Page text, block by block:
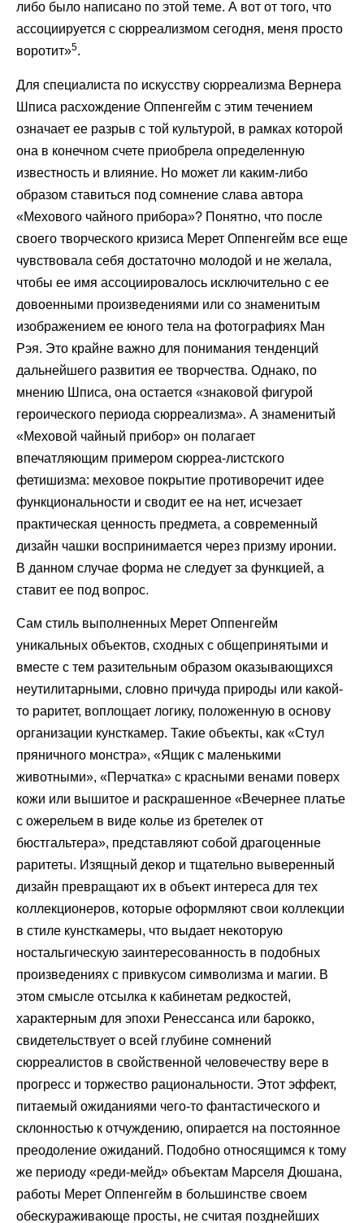
либо было написано по этой теме. А вот от того, что
ассоциируется с сюрреализмом сегодня, меня просто
воротит»5.
Для специалиста по искусству сюрреализма Вернера
Шписа расхождение Оппенгейм с этим течением
означает ее разрыв с той культурой, в рамках которой
она в конечном счете приобрела определенную
известность и влияние. Но может ли каким-либо
образом ставиться под сомнение слава автора
«Мехового чайного прибора»? Понятно, что после
своего творческого кризиса Мерет Оппенгейм все еще
чувствовала себя достаточно молодой и не желала,
чтобы ее имя ассоциировалось исключительно с ее
довоенными произведениями или со знаменитым
изображением ее юного тела на фотографиях Ман
Рэя. Это крайне важно для понимания тенденций
дальнейшего развития ее творчества. Однако, по
мнению Шписа, она остается «знаковой фигурой
героического периода сюрреализма». А знаменитый
«Меховой чайный прибор» он полагает
впечатляющим примером сюрреа-листского
фетишизма: меховое покрытие противоречит идее
функциональности и сводит ее на нет, исчезает
практическая ценность предмета, а современный
дизайн чашки воспринимается через призму иронии.
В данном случае форма не следует за функцией, а
ставит ее под вопрос.
Сам стиль выполненных Мерет Оппенгейм
уникальных объектов, сходных с общепринятыми и
вместе с тем разительным образом оказывающихся
неутилитарными, словно причуда природы или какой-
то раритет, воплощает логику, положенную в основу
организации кунсткамер. Такие объекты, как «Стул
пряничного монстра», «Ящик с маленькими
животными», «Перчатка» с красными венами поверх
кожи или вышитое и раскрашенное «Вечернее платье
с ожерельем в виде колье из бретелек от
бюстгальтера», представляют собой драгоценные
раритеты. Изящный декор и тщательно выверенный
дизайн превращают их в объект интереса для тех
коллекционеров, которые оформляют свои коллекции
в стиле кунсткамеры, что выдает некоторую
ностальгическую заинтересованность в подобных
произведениях с привкусом символизма и магии. В
этом смысле отсылка к кабинетам редкостей,
характерным для эпохи Ренессанса или барокко,
свидетельствует о всей глубине сомнений
сюрреалистов в свойственной человечеству вере в
прогресс и торжество рациональности. Этот эффект,
питаемый ожиданиями чего-то фантастического и
склонностью к отчуждению, опирается на постоянное
преодоление ожиданий. Подобно относящимся к тому
же периоду «реди-мейд» объектам Марселя Дюшана,
работы Мерет Оппенгейм в большинстве своем
обескураживающе просты, не считая позднейших